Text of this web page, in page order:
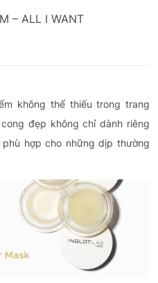
– ALL I WANT
không thể thiếu trong trang
đẹp không chỉ dành riêng
hợp cho những dịp thường